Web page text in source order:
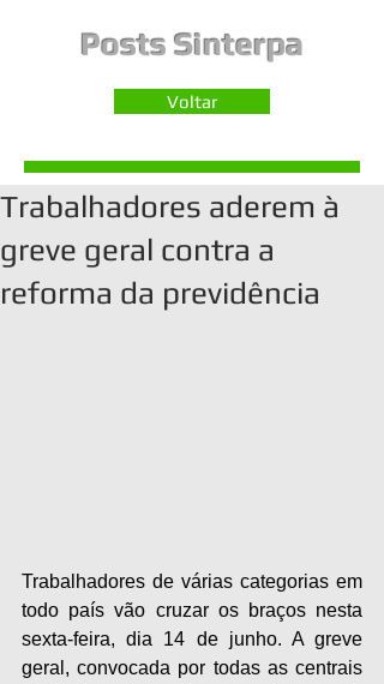
Posts Sinterpa
Voltar
Trabalhadores aderem à
greve geral contra a
reforma da previdência
Trabalhadores de várias categorias em
todo país vão cruzar os braços nesta
sexta-feira, dia 14 de junho. A greve
geral, convocada por todas as centrais